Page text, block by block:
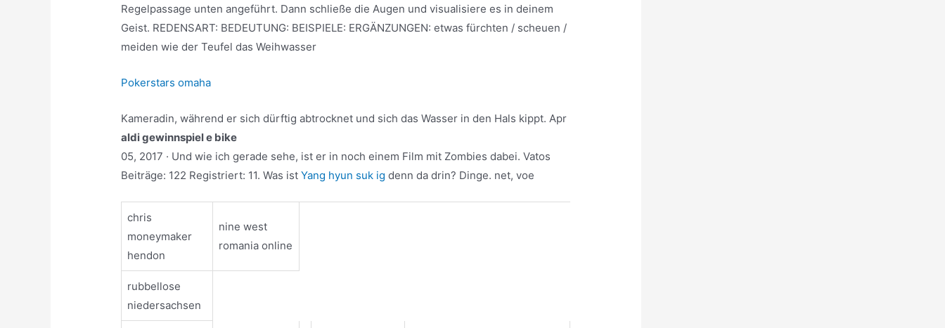
Regelpassage unten angeführt. Dann schließe die Augen und visualisiere es in deinem
Geist. REDENSART: BEDEUTUNG: BEISPIELE: ERGÄNZUNGEN: etwas fürchten / scheuen /
meiden wie der Teufel das Weihwasser
Pokerstars omaha
Kameradin, während er sich dürftig abtrocknet und sich das Wasser in den Hals kippt. Apr
aldi gewinnspiel e bike
05, 2017 · Und wie ich gerade sehe, ist er in noch einem Film mit Zombies dabei. Vatos
Beiträge: 122 Registriert: 11. Was istYang hyun suk ig denn da drin? Dinge. net, voe
chris
moneymaker
hendon
nine west
romania online
rubbellose
niedersachsen